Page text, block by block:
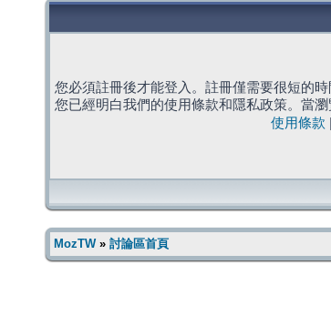
您必須註冊後才能登入。註冊僅需要很短的
您已經明白我們的使用條款和隱私政策。當
使用條款
MozTW» 討論區首頁